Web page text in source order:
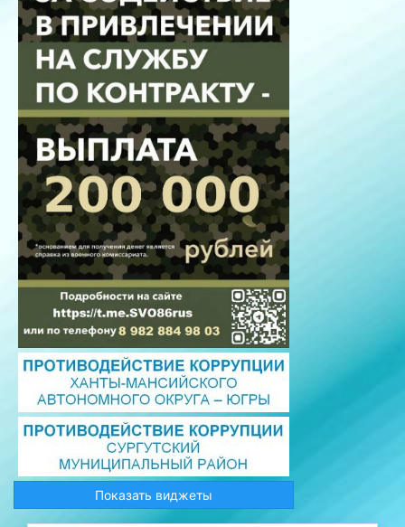
Показать виджеты